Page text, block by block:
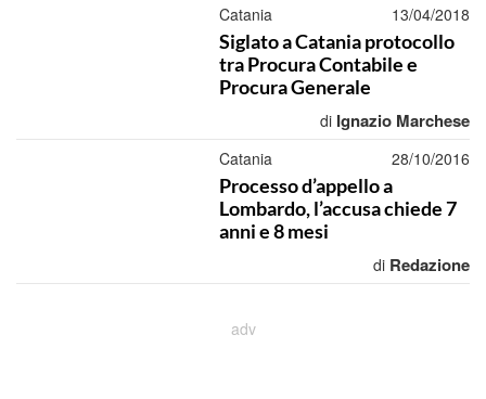
Catania 13/04/2018
Siglato a Catania protocollo
tra Procura Contabile e
Procura Generale
di Ignazio Marchese
Catania 28/10/2016
Processo d’appello a
Lombardo, l’accusa chiede 7
anni e 8 mesi
di Redazione